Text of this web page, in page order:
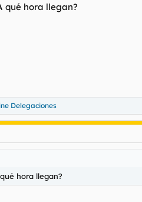
qué hora llegan?
Delegaciones
hora llegan?